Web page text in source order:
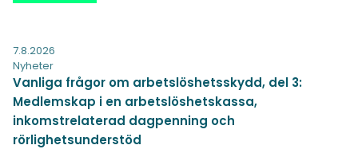
7.8.2026
Nyheter
Vanliga frågor om arbetslöshetsskydd, del 3:
Medlemskap i en arbetslöshetskassa,
inkomstrelaterad dagpenning och
rörlighetsunderstöd